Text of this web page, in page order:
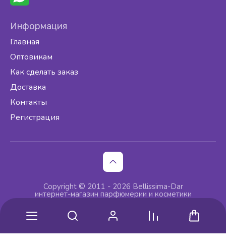
Информация
Главная
Оптовикам
Как сделать заказ
Доставка
Контакты
Регистрация
Copyright © 2011 - 2026 Bellissima-Dar
интернет-магазин парфюмерии и косметики